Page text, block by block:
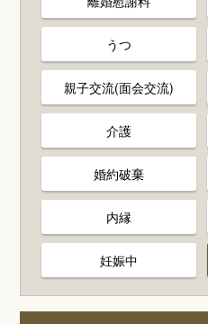
うつ
親子交流(面会交流)
介護
婚約破棄
内縁
妊娠中